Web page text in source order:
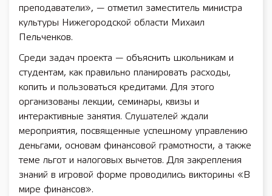
преподаватели», — отметил заместитель министра
культуры Нижегородской области Михаил
Пельченков.
Среди задач проекта — объяснить школьникам и
студентам, как правильно планировать расходы,
копить и пользоваться кредитами. Для этого
организованы лекции, семинары, квизы и
интерактивные занятия. Слушателей ждали
мероприятия, посвященные успешному управлению
деньгами, основам финансовой грамотности, а также
теме льгот и налоговых вычетов. Для закрепления
знаний в игровой форме проводились викторины «В
мире финансов».